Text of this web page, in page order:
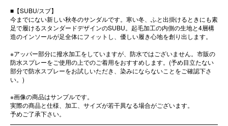
■【SUBU/スブ】
今までにない新しい秋冬のサンダルです。寒い冬、ふと出掛けるときにも素
足で履けるスタンダードデザインのSUBU。起毛加工の内側の生地と4層構
造のインソールが足全体にフィットし、優しい履き心地を創り出します。
※アッパー部分に撥水加工をしていますが、防水ではございません。市販の
防水スプレーをご使用の上でのご着用をおすすめします。(予め目立たない
部分で防水スプレーをお試しいただき、染みにならないことをご確認下さ
い。)
※画像の商品はサンプルです。
実際の商品と仕様、加工、サイズが若干異なる場合がございます。
予めご了承下さい。